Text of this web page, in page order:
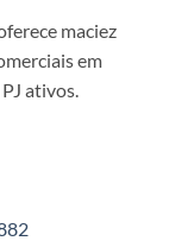
maciez
em
ativos.